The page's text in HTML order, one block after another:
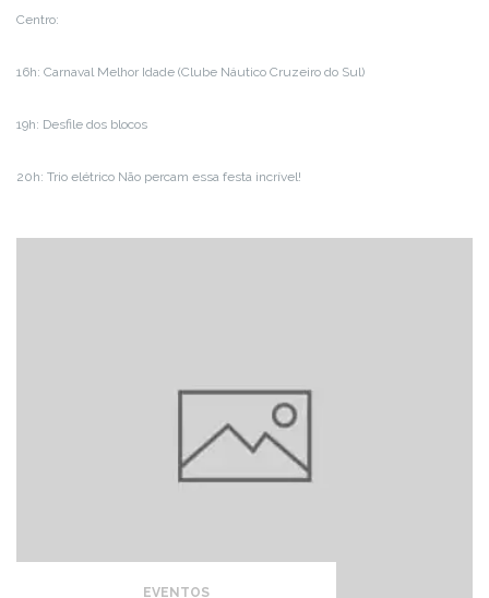
Centro:
16h: Carnaval Melhor Idade (Clube Náutico Cruzeiro do Sul)
19h: Desfile dos blocos
20h: Trio elétrico Não percam essa festa incrível!
EVENTOS